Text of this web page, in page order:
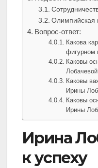
Олимпийская
Вопрос-ответ:
Какова
фигурном
Каковы
Каковы
Ирины
Каковы
Ирины
Ирина
к успеху